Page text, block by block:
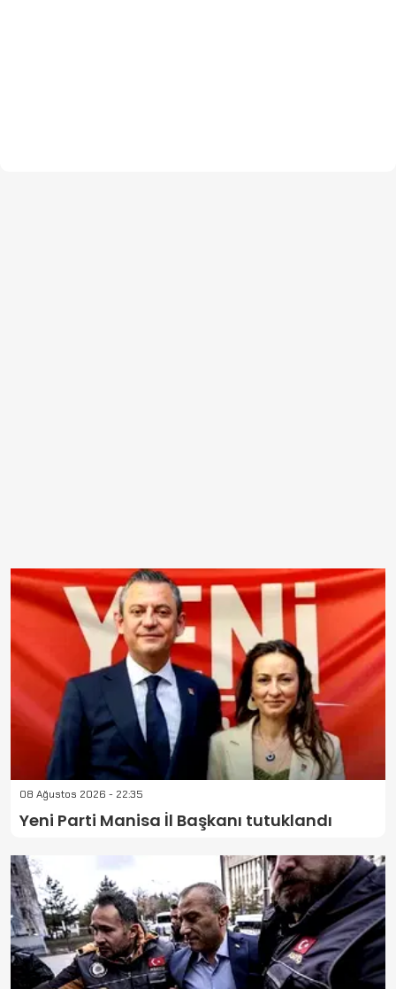
08 Ağustos 2026 - 22:35
Yeni Parti Manisa İl Başkanı tutuklandı